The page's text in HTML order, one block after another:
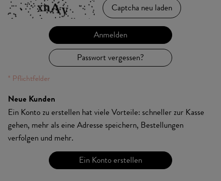
Captcha neu laden
Anmelden
Passwort vergessen?
Neue Kunden
Ein Konto zu erstellen hat viele Vorteile: schneller zur Kasse
gehen, mehr als eine Adresse speichern, Bestellungen
verfolgen und mehr.
Ein Konto erstellen